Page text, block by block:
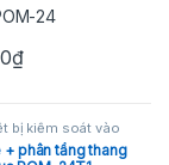
₫
bị kiểm soát vào
+ phân tầng thang